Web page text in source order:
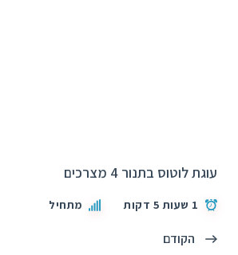
עוגת לוטוס בתנור 4 מצרכים
1 שעות 5 דקות מתחיל